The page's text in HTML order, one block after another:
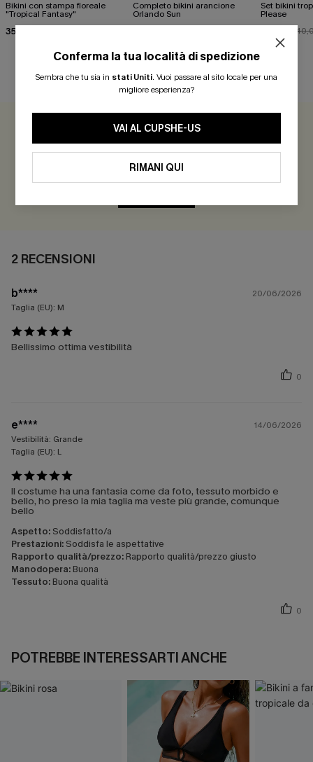
Bikini con stampa floreale
"Tropical Fantasy"
35,00 €
Completo bikini arancione
Orlando Sun
Set bikini
Please
RECENSIONI DEI CLIENTI
5.0 2 RECENSIONI
Guadagna più di 30 punti per ogni recensione che lasci!
2 RECENSIONI
b****
20/06/2026
Taglia (EU): M
Bellissimo ottima vestibilità
0
e****
14/06/2026
Vestibilità: Grande
Taglia (EU): L
Il costume ha una fantasia come da foto, tessuto morbido e
bello, ho preso la mia taglia ma veste più grande, comunque
bello
Aspetto: Soddisfatto/a
Prestazioni: Soddisfa le aspettative
Rapporto qualità/prezzo: Rapporto qualità/prezzo giusto
Manodopera: Buona
Tessuto: Buona qualità
0
POTREBBE INTERESSARTI ANCHE
Conferma la tua località di spedizione
Sembra che tu sia in stati Uniti. Vuoi passare al sito locale per una
migliore esperienza?
VAI AL CUPSHE-US
RIMANI QUI